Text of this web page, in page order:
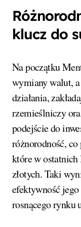
klucz do
Na początku
wymiany walut,
działania,
rzemieślniczy
podejście do
różnorodność,
które w ostatnich
złotych. Taki
efektywność
rosnącego rynku